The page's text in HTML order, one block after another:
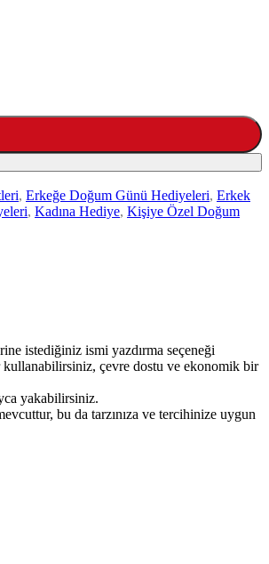
, Erkeğe Doğum Günü Hediyeleri, Erkek
, Kadına Hediye, Kişiye Özel Doğum
istediğiniz ismi yazdırma seçeneği
kullanabilirsiniz, çevre dostu ve ekonomik bir
yakabilirsiniz.
bu da tarzınıza ve tercihinize uygun